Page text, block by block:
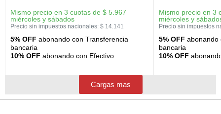
Mismo precio en 3 cuotas de $ 5.967
miércoles y sábados
Precio sin impuestos nacionales: $ 14.141
5% OFF abonando con Transferencia
bancaria
10% OFF abonando con Efectivo
Mismo precio en 3
miércoles y
Precio sin impuestos
5% OFF abonando
bancaria
10% OFF
Cargas mas